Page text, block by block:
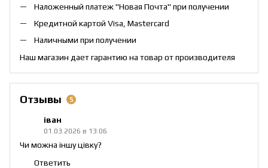
Наложенный платеж "Новая Почта" при получении
Кредитной картой Visa, Mastercard
Наличными при получении
Наш магазин дает гарантию на товар от производителя
Отзывы 5
іван
01.03.2026 в 13:06
Чи можна іншу цівку?
Ответить